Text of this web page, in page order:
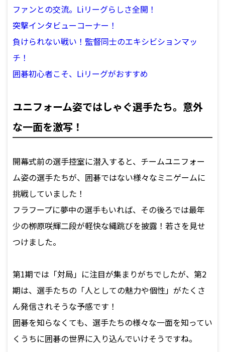
ファンとの交流。Liリーグらしさ全開！
突撃インタビューコーナー！
負けられない戦い！監督同士のエキシビションマッ
チ！
囲碁初心者こそ、Liリーグがおすすめ
ユニフォーム姿ではしゃぐ選手たち。意外
な一面を激写！
開幕式前の選手控室に潜入すると、チームユニフォー
ム姿の選手たちが、囲碁ではない様々なミニゲームに
挑戦していました！
フラフープに夢中の選手もいれば、その後ろでは最年
少の栁原咲輝二段が軽快な縄跳びを披露！若さを見せ
つけました。
第1期では「対局」に注目が集まりがちでしたが、第2
期は、選手たちの「人としての魅力や個性」がたくさ
ん発信されそうな予感です！
囲碁を知らなくても、選手たちの様々な一面を知ってい
くうちに囲碁の世界に入り込んでいけそうですね。